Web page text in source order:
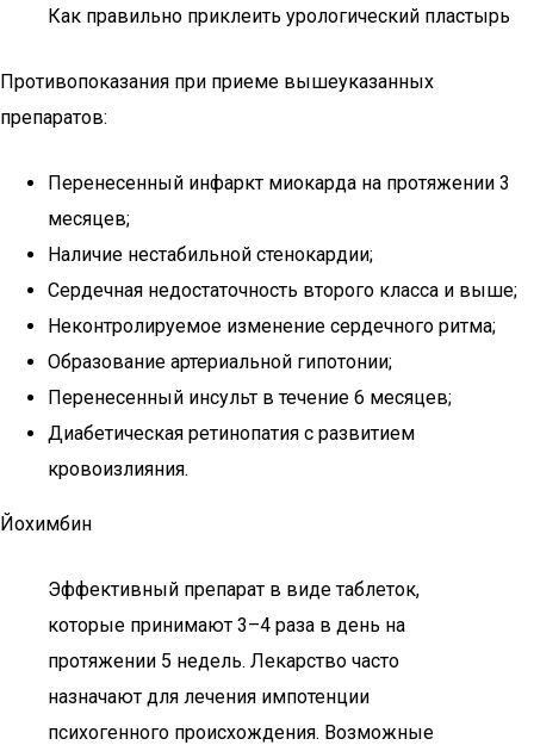
Как правильно приклеить урологический пластырь
Противопоказания при приеме вышеуказанных
препаратов:
Перенесенный инфаркт миокарда на протяжении 3
месяцев;
Наличие нестабильной стенокардии;
Сердечная недостаточность второго класса и выше;
Неконтролируемое изменение сердечного ритма;
Образование артериальной гипотонии;
Перенесенный инсульт в течение 6 месяцев;
Диабетическая ретинопатия с развитием
кровоизлияния.
Йохимбин
Эффективный препарат в виде таблеток,
которые принимают 3–4 раза в день на
протяжении 5 недель. Лекарство часто
назначают для лечения импотенции
психогенного происхождения. Возможные